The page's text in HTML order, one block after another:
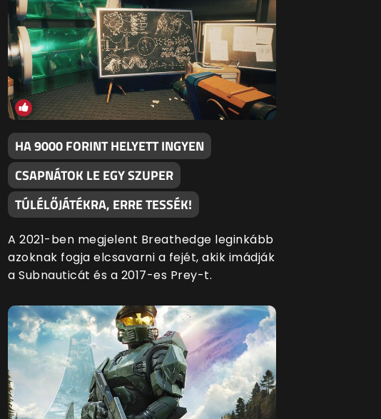
HA 9000 FORINT HELYETT INGYEN
CSAPNÁTOK LE EGY SZUPER
TÚLÉLŐJÁTÉKRA, ERRE TESSÉK!
A 2021-ben megjelent Breathedge leginkább
azoknak fogja elcsavarni a fejét, akik imádják
a Subnauticát és a 2017-es Prey-t.